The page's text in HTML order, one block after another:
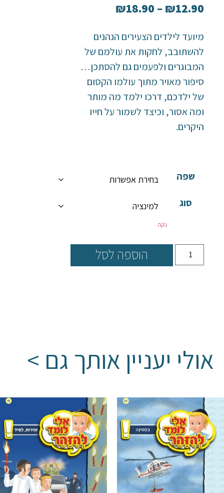
₪12.90
–
₪18.90
מיועד לילדים הצעירים הנהנים
להשתובב, לחקות את עולמם של
המבוגרים ולפעמים גם להסתכן…
סיפור מאויר מתוך עולמו הקסום
של ילדכם, דרכו ילמד מה מותר
ומה אסור, וכיצד לשמור על חייו
היקרים.
שפה
סוג
נקה
הוספה לסל
אולי יעניין אותך גם >